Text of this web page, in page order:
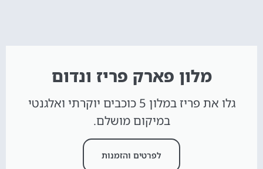
מלון פארק פריז ונדום
גלו את פריז במלון 5 כוכבים יוקרתי ואלגנטי
במיקום מושלם.
לפרטים והזמנות